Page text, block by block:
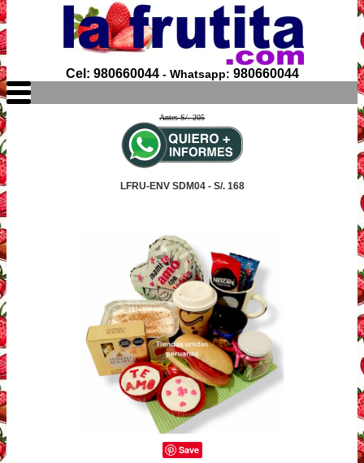
Cel: 980660044- Whatsapp: 980660044
Antes S/. 205
LFRU-ENV SDM04 - S/. 168
Save